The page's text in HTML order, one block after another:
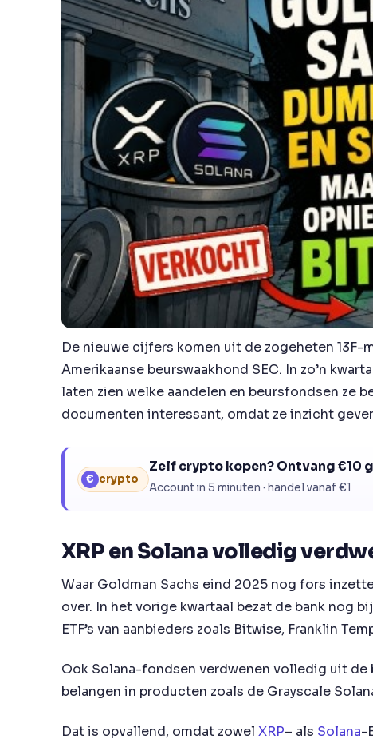
De nieuwe cijfers komen uit de zogeheten 13F-
Amerikaanse beurswaakhond SEC. In zo’n
laten zien welke aandelen en beursfondsen ze
documenten interessant, omdat ze inzicht
€ crypto
Zelf crypto kopen? Ontvang €10
Account in 5 minuten · handel vanaf €1
XRP en Solana volledig
Waar Goldman Sachs eind 2025 nog fors
over. In het vorige kwartaal bezat de bank nog
ETF’s van aanbieders zoals Bitwise, Franklin
Ook Solana-fondsen verdwenen volledig uit de
belangen in producten zoals de Grayscale
Dat is opvallend, omdat zowel XRP– als Solana-